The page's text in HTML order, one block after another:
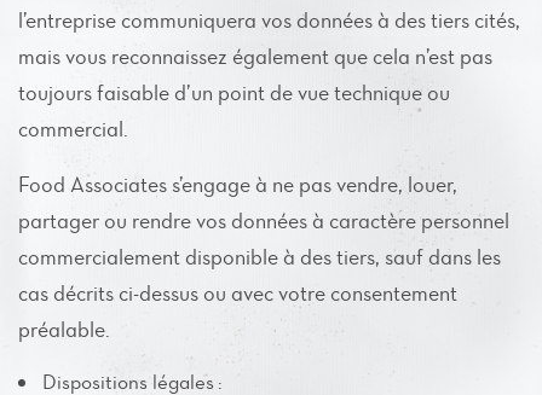
l’entreprise communiquera vos données à des tiers cités,
mais vous reconnaissez également que cela n’est pas
toujours faisable d’un point de vue technique ou
commercial.
Food Associates s’engage à ne pas vendre, louer,
partager ou rendre vos données à caractère personnel
commercialement disponible à des tiers, sauf dans les
cas décrits ci-dessus ou avec votre consentement
préalable.
Dispositions légales :